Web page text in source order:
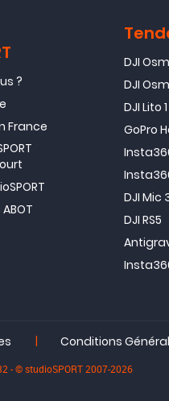
?
France
DJI
DJI
DJI Lito
GoPro
DJI Mic
DJI RS5
| Conditions
- © studioSPORT 2007-2026